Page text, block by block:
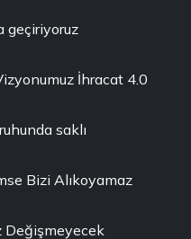
geçiriyoruz
İhracat 4.0
saklı
Bizi Alıkoyamaz
Değişmeyecek